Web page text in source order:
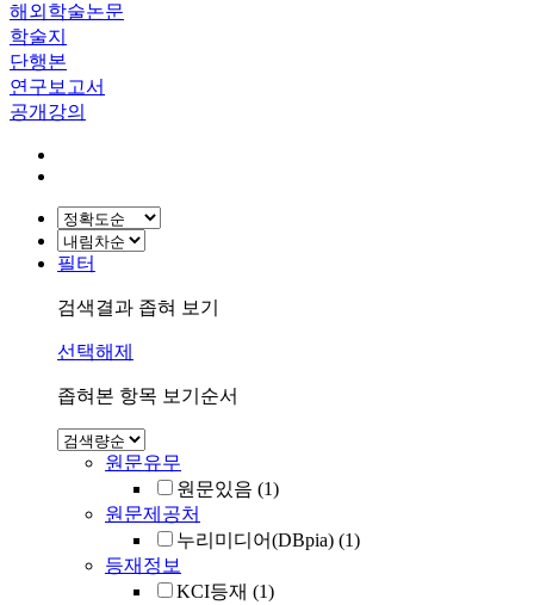
해외학술논문
학술지
단행본
연구보고서
공개강의
필터
검색결과 좁혀 보기
선택해제
좁혀본 항목 보기순서
원문유무
원문있음 (1)
원문제공처
누리미디어(DBpia) (1)
등재정보
KCI등재 (1)